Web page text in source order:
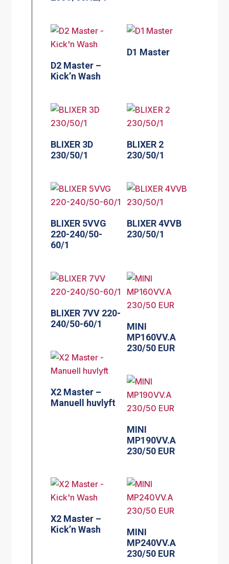
D2 Master –
Kick’n Wash
D1 Master
BLIXER 3D
230/50/1
BLIXER 2
230/50/1
BLIXER 5VVG
220-240/50-
60/1
BLIXER 4VVB
230/50/1
BLIXER 7VV 220-
240/50-60/1
MINI
MP160VV.A
230/50 EUR
X2 Master –
Manuell huvlyft
MINI
MP190VV.A
230/50 EUR
X2 Master –
Kick’n Wash
MINI
MP240VV.A
230/50 EUR